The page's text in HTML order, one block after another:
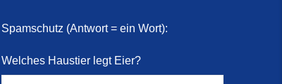
Spamschutz (Antwort = ein Wort):
Welches Haustier legt Eier?